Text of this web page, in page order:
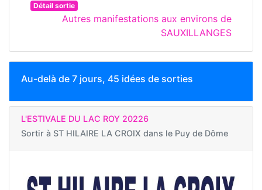
Détail sortie
Autres manifestations aux environs de
SAUXILLANGES
Au-delà de 7 jours, 45 idées de sorties
L'ESTIVALE DU LAC ROY 20226
Sortir à ST HILAIRE LA CROIX dans le Puy de Dôme